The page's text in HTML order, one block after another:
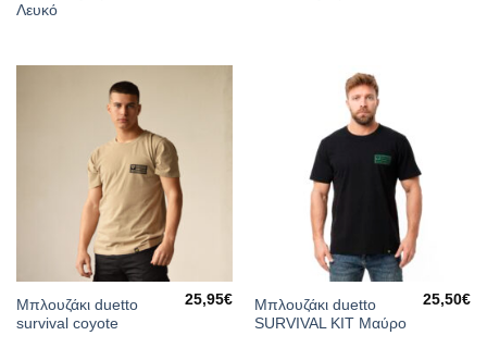
Λευκό
Μπλουζάκι duetto
survival coyote
25,95€
Μπλουζάκι duetto
SURVIVAL KIT Μαύρο
25,50€